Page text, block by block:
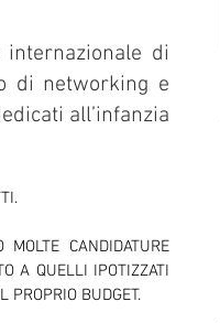
di
di networking e
all’infanzia
CANDIDATURE
A QUELLI IPOTIZZATI
PROPRIO BUDGET.